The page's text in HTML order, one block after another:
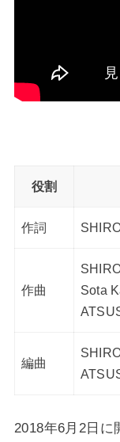
役割
作詞
作曲
Sota
編曲
2018年6月2日に